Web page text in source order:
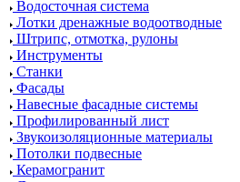
Водосточная система
Лотки дренажные водоотводные
Штрипс, отмотка, рулоны
Инструменты
Станки
Фасады
Навесные фасадные системы
Профилированный лист
Звукоизоляционные материалы
Потолки подвесные
Керамогранит